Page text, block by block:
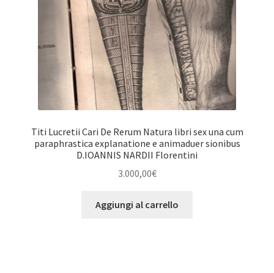
Titi Lucretii Cari De Rerum Natura libri sex una cum
paraphrastica explanatione e animaduer sionibus
D.IOANNIS NARDII Florentini
3.000,00€
Aggiungi al carrello